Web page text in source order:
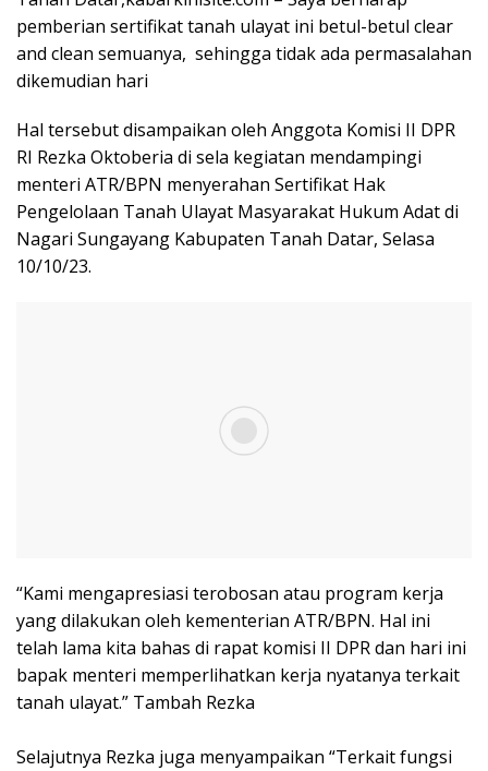
pemberian sertifikat tanah ulayat ini betul-betul clear
and clean semuanya, sehingga tidak ada permasalahan
dikemudian hari
Hal tersebut disampaikan oleh Anggota Komisi II DPR
RI Rezka Oktoberia di sela kegiatan mendampingi
menteri ATR/BPN menyerahan Sertifikat Hak
Pengelolaan Tanah Ulayat Masyarakat Hukum Adat di
Nagari Sungayang Kabupaten Tanah Datar, Selasa
10/10/23.
“Kami mengapresiasi terobosan atau program kerja
yang dilakukan oleh kementerian ATR/BPN. Hal ini
telah lama kita bahas di rapat komisi II DPR dan hari ini
bapak menteri memperlihatkan kerja nyatanya terkait
tanah ulayat.” Tambah Rezka
Selajutnya Rezka juga menyampaikan “Terkait fungsi